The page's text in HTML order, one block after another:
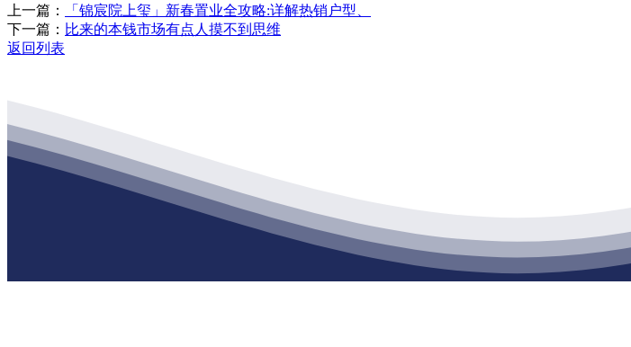
上一篇：
「锦宸院上玺」新春置业全攻略:详解热销户型、
下一篇： 比来的本钱市场有点人摸不到思维
返回列表